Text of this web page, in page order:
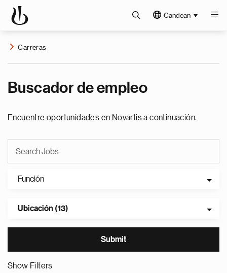
Candean
Carreras
Buscador de empleo
Encuentre oportunidades en Novartis a continuación.
Función
Ubicación (13)
Show Filters